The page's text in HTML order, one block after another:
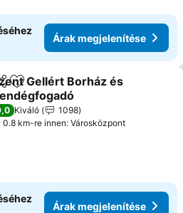
Árak megjelenítése
Hozzáadás a kedvencekhez
Gellért Borház és
megjelenítése
Kiváló
1098
0.8 km-re innen: Városközpont
Árak megjelenítése